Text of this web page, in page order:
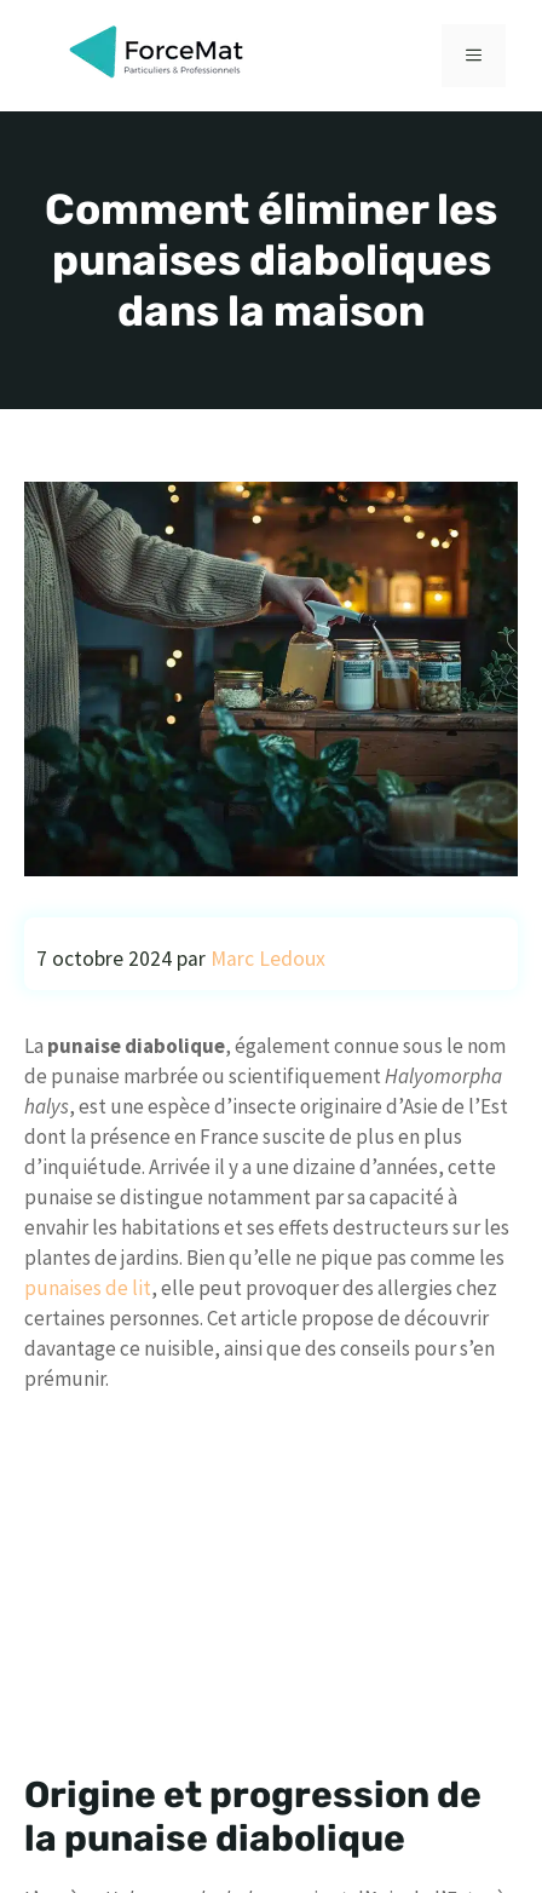
MENU
Comment éliminer les
punaises diaboliques
dans la maison
7 octobre 2024 par Marc Ledoux
La punaise diabolique, également connue sous le nom
de punaise marbrée ou scientifiquementHalyomorpha
halys, est une espèce d’insecte originaire d’Asie de l’Est
dont la présence en France suscite de plus en plus
d’inquiétude. Arrivée il y a une dizaine d’années, cette
punaise se distingue notamment par sa capacité à
envahir les habitations et ses effets destructeurs sur les
plantes de jardins. Bien qu’elle ne pique pas comme les
punaises de lit, elle peut provoquer des allergies chez
certaines personnes. Cet article propose de découvrir
davantage ce nuisible, ainsi que des conseils pour s’en
prémunir.
Origine et progression de
la punaise diabolique